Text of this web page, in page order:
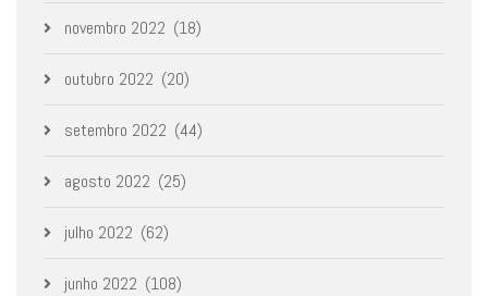
novembro 2022 (18)
outubro 2022 (20)
setembro 2022 (44)
agosto 2022 (25)
julho 2022 (62)
junho 2022 (108)